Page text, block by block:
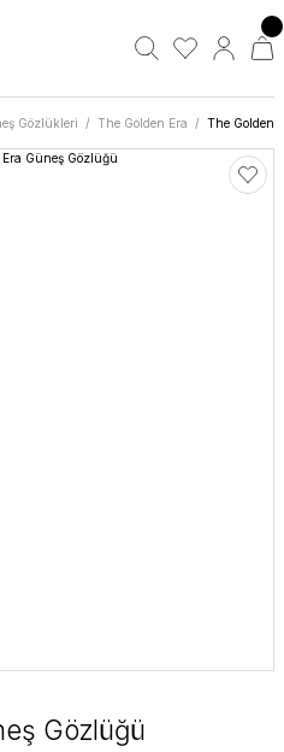
Gözlükleri The Golden Era The Golden
Gözlüğü